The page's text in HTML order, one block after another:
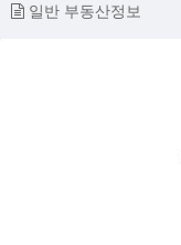
일반 부동산정보